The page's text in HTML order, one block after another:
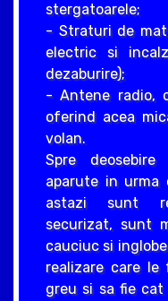
stergatoarele;
- Straturi de
electric si
dezaburire);
- Antene radio,
oferind acea
volan.
Spre
aparute in urma
astazi sunt
securizat, sunt
cauciuc si
realizare care
greu si sa fie cat